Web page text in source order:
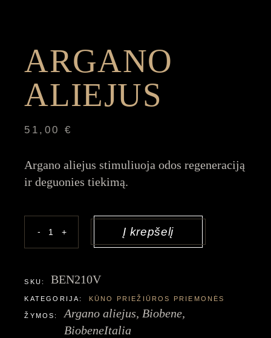
ARGANO
ALIEJUS
51,00 €
Argano aliejus stimuliuoja odos regeneraciją
ir deguonies tiekimą.
- + Į krepšelį
SKU: BEN210V
KATEGORIJA: KŪNO PRIEŽIŪROS PRIEMONĖS
ŽYMOS: Argano aliejus, Biobene,
BiobeneItalia